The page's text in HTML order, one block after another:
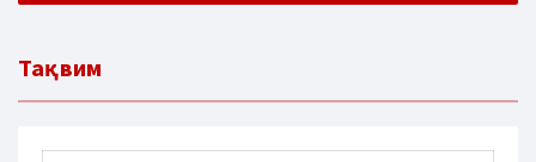
Тақвим